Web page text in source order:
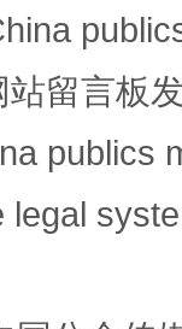
留言板
publics
legal